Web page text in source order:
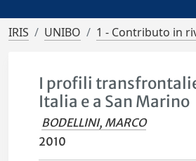
IRIS UNIBO 1 - Contributo in
I profili
Italia e a San Marino
BODELLINI, MARCO
2010